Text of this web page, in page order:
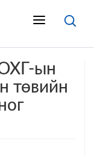
ын
төвийн